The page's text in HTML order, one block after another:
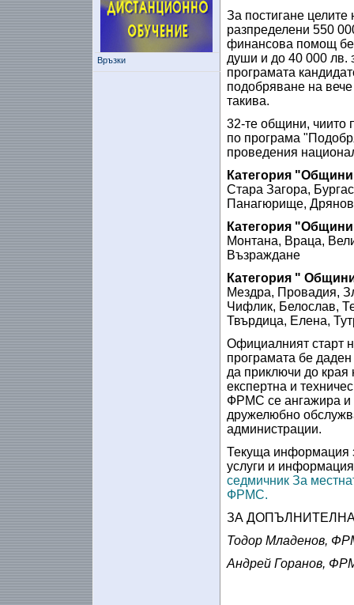
Връзки
За постигане целите
разпределени 550
финансова помощ бе
души и до 40 000 лв.
програмата
подобряване на
такива.
32-те общини, чиито
по програма
проведения
Категория
Стара Загора,
Панагюрище,
Категория
Монтана, Враца,
Възраждане
Категория "
Мездра, Провадия,
Чифлик, Белослав,
Твърдица, Елена,
Официалният старт
програмата бе
да приключи до края
експертна и
ФРМС се ангажира и
дружелюбно
администрации.
Текуща информация
услуги и
седмичник За
ФРМС.
ЗА
Тодор Младенов,
Андрей Горанов,